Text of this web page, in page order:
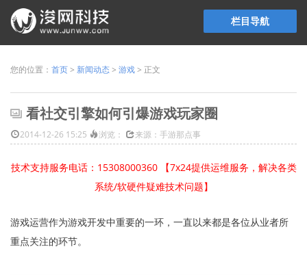
栏目导航
您的位置： 首页> 新闻动态> 游戏> 正文
看社交引擎如何引爆游戏玩家圈
2014-12-26 15:25 浏览： 来源：手游那点事
技术支持服务电话：15308000360 【7x24提供运维服务，解决各类
系统/软硬件疑难技术问题】
游戏运营作为游戏开发中重要的一环，一直以来都是各位从业者所
重点关注的环节。